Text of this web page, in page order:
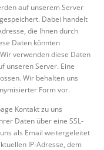
auf unserem Server
Dabei handelt
die Ihnen durch
Daten könnten
verwenden diese Daten
unseren Server. Eine
Wir behalten uns
Form vor.
Kontakt zu uns
Daten über eine SSL-
als Email weitergeleitet
IP-Adresse, dem